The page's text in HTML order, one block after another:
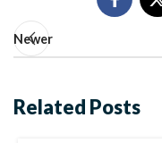
Newer
Related Posts